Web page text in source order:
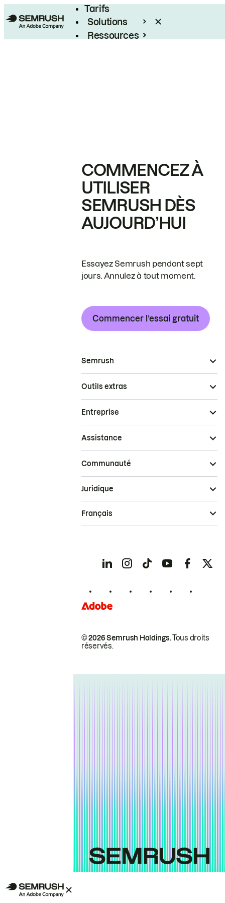
Tarifs
Solutions
Ressources
COMMENCEZ À
UTILISER
SEMRUSH DÈS
AUJOURD’HUI
Essayez Semrush pendant sept
jours. Annulez à tout moment.
Commencer l’essai gratuit
Semrush
Outils extras
Entreprise
Assistance
Communauté
© 2026 Semrush Holdings.Tous droits
réservés.
Juridique
Français